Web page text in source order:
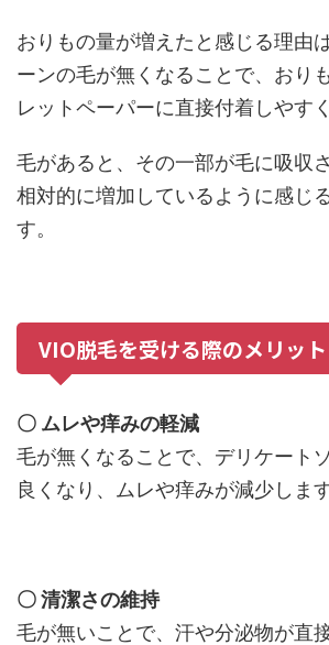
おりもの量が増えたと感じる理由
ーンの毛が無くなることで、おり
レットペーパーに直接付着しやす
毛があると、その一部が毛に吸収
相対的に増加しているように感じ
す。
VIO脱毛を受ける際のメリット
〇 ムレや痒みの軽減
毛が無くなることで、デリケート
良くなり、ムレや痒みが減少します
〇 清潔さの維持
毛が無いことで、汗や分泌物が直